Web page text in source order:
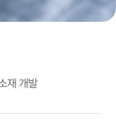
재 개발